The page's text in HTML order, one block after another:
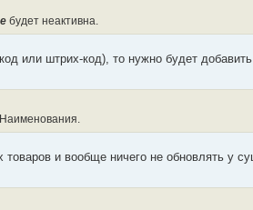
будет неактивна.
или штрих-код), то нужно будет добавить
и вообще ничего не обновлять у